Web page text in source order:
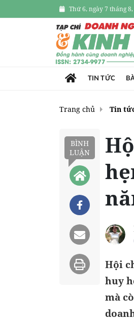
Thứ 6, ngày 7 tháng
TIN TỨC
Trang chủ Tin
BÌNH
LUẬN
Hội
huy
mà